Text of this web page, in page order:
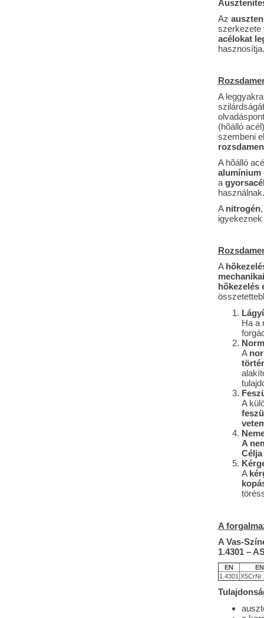
Az
szerkezete
acélokat
hasznosítja.
A
(hõálló
szembeni
A hõálló
alumínium
a
használnak.
A nitrogén
A
hõkezelés
Ha a
A
A
A
Célja
A
A
A Vas-
1.4301 –
EN
EN
1.4301 X5CrNi